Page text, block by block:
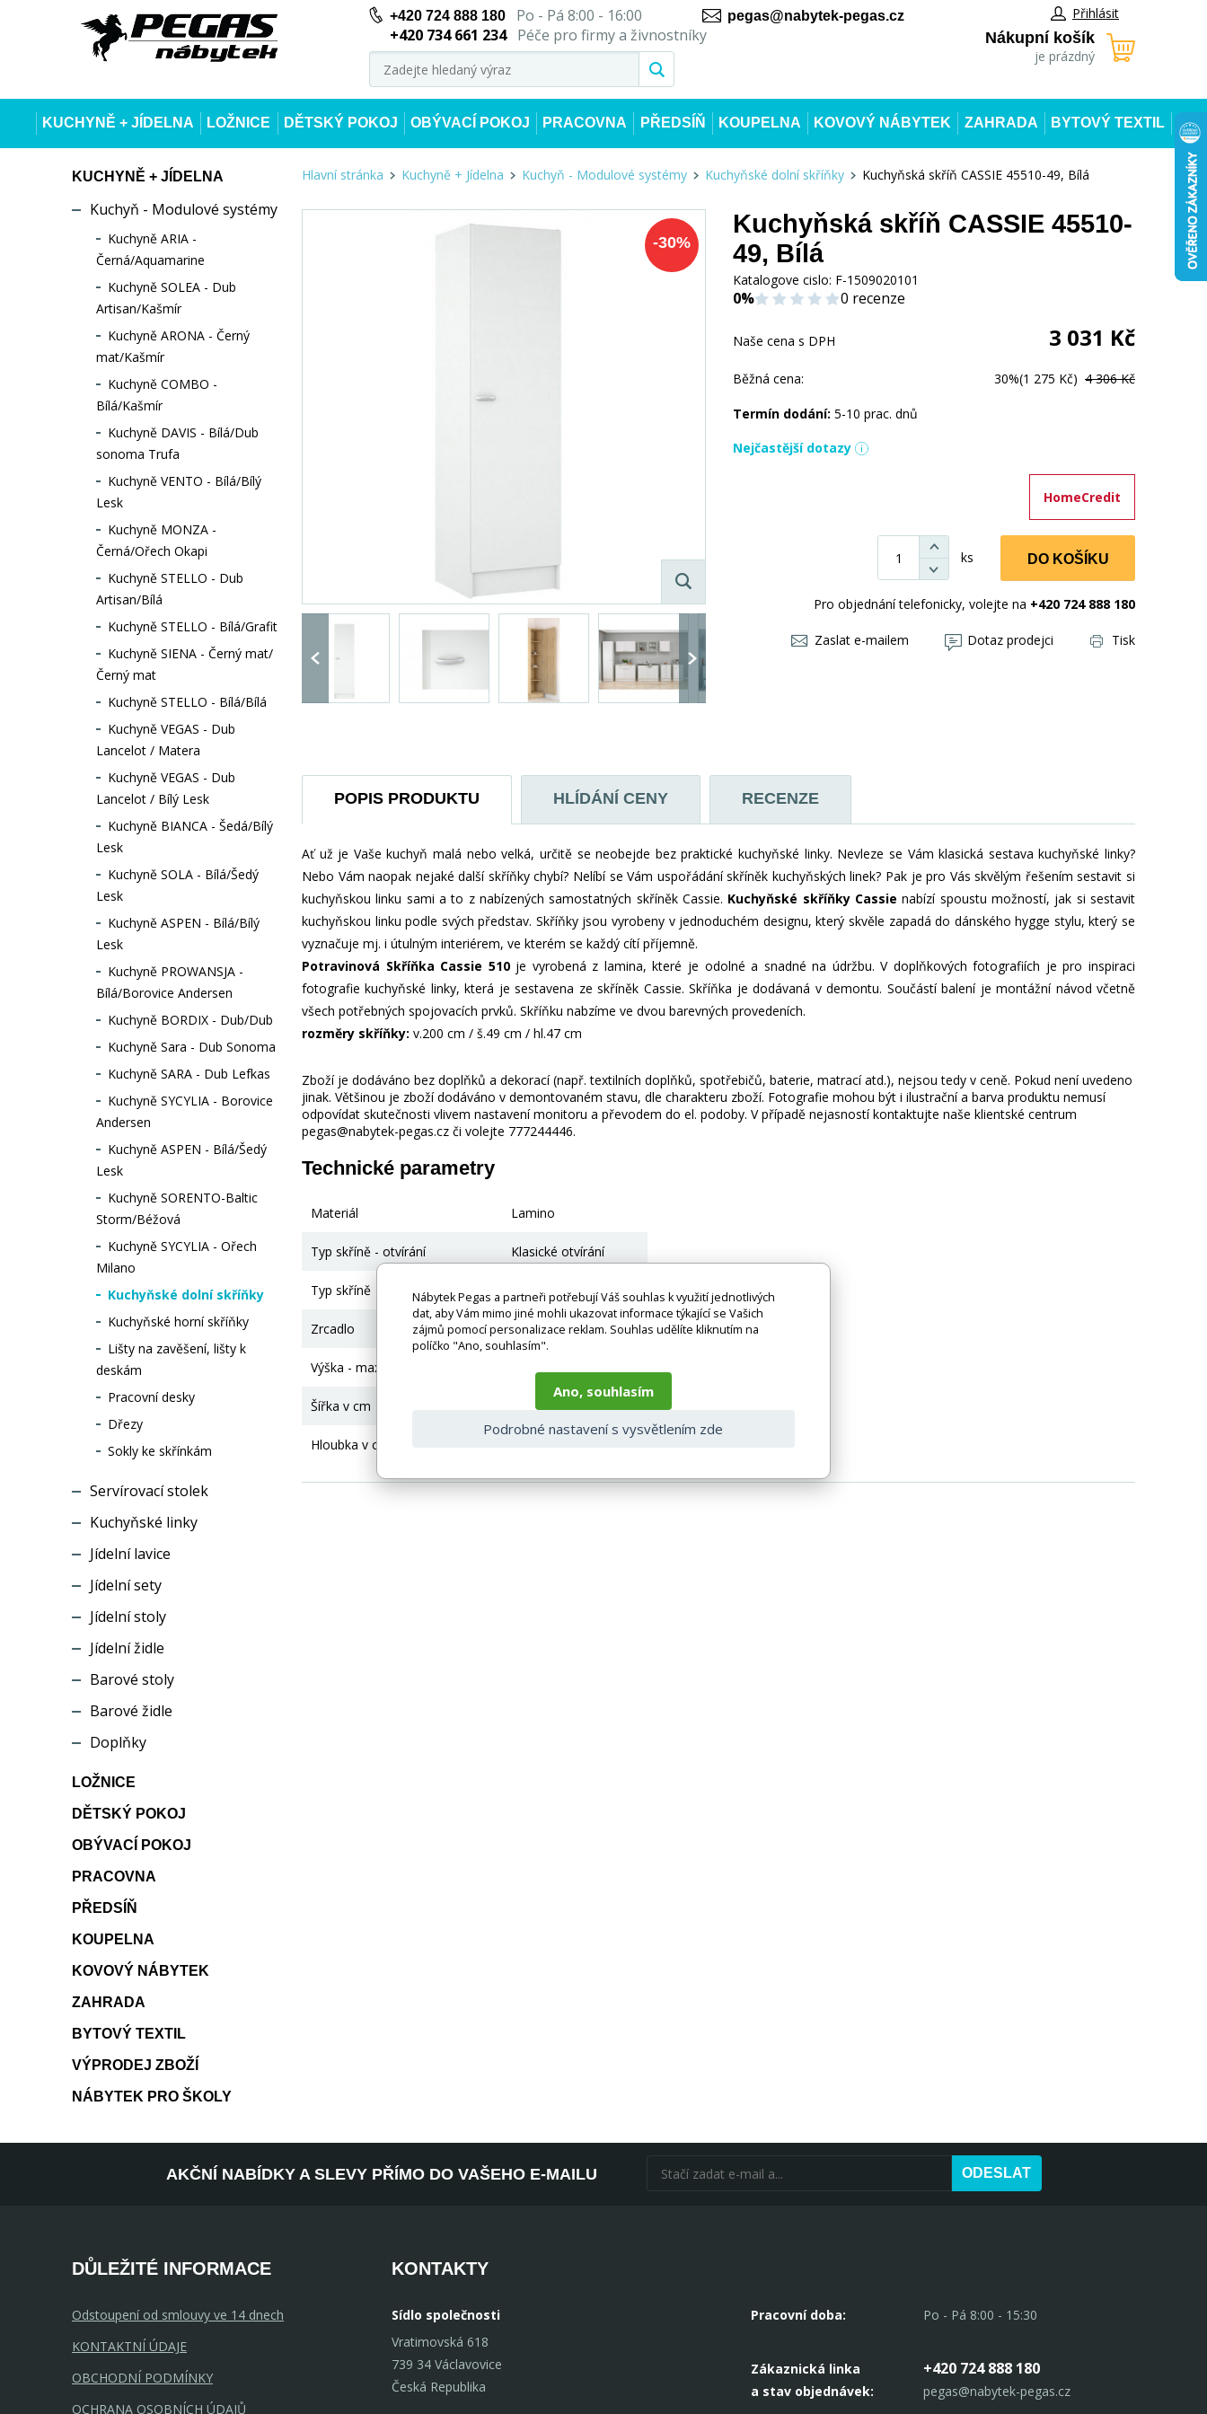
+420 724 888 180Po - Pá 8:00 - 16:00
+420 734 661 234
Péče pro firmy a živnostníky
pegas@nabytek-pegas.cz Přihlásit
Nákupní košík
je prázdný
KUCHYNĚ + JÍDELNA LOŽNICE DĚTSKÝ POKOJ OBÝVACÍ POKOJ PRACOVNA PŘEDSÍŇ KOUPELNA KOVOVÝ NÁBYTEK ZAHRADA BYTOVÝ TEXTIL
KUCHYNĚ + JÍDELNA
Kuchyň - Modulové systémy
Kuchyně ARIA -
Černá/Aquamarine
Kuchyně SOLEA - Dub
Artisan/Kašmír
Kuchyně ARONA - Černý
mat/Kašmír
Kuchyně COMBO -
Bílá/Kašmír
Kuchyně DAVIS - Bílá/Dub
sonoma Trufa
Kuchyně VENTO - Bílá/Bílý
Lesk
Kuchyně MONZA -
Černá/Ořech Okapi
Kuchyně STELLO - Dub
Artisan/Bílá
Kuchyně STELLO - Bílá/Grafit
Kuchyně SIENA - Černý mat/
Černý mat
Kuchyně STELLO - Bílá/Bílá
Kuchyně VEGAS - Dub
Lancelot / Matera
Kuchyně VEGAS - Dub
Lancelot / Bílý Lesk
Kuchyně BIANCA - Šedá/Bílý
Lesk
Kuchyně SOLA - Bílá/Šedý
Lesk
Kuchyně ASPEN - Bílá/Bílý
Lesk
Kuchyně PROWANSJA -
Bílá/Borovice Andersen
Kuchyně BORDIX - Dub/Dub
Kuchyně Sara - Dub Sonoma
Kuchyně SARA - Dub Lefkas
Kuchyně SYCYLIA - Borovice
Andersen
Kuchyně ASPEN - Bílá/Šedý
Lesk
Kuchyně SORENTO-Baltic
Storm/Béžová
Kuchyně SYCYLIA - Ořech
Milano
Kuchyňské dolní skříňky
Kuchyňské horní skříňky
Lišty na zavěšení, lišty k
deskám
Pracovní desky
Dřezy
Sokly ke skřínkám
Servírovací stolek
Kuchyňské linky
Jídelní lavice
Jídelní sety
Jídelní stoly
Jídelní židle
Barové stoly
Barové židle
Doplňky
LOŽNICE
DĚTSKÝ POKOJ
OBÝVACÍ POKOJ
PRACOVNA
PŘEDSÍŇ
KOUPELNA
KOVOVÝ NÁBYTEK
ZAHRADA
BYTOVÝ TEXTIL
VÝPRODEJ ZBOŽÍ
NÁBYTEK PRO ŠKOLY
Hlavní stránka Kuchyně + Jídelna Kuchyň - Modulové systémy Kuchyňské dolní skříňky Kuchyňská skříň CASSIE 45510-49, Bílá
-30%
Kuchyňská skříň CASSIE 45510-
49, Bílá
Katalogove cislo: F-1509020101
0% 0 recenze
Naše cena s DPH 3 031 Kč
Běžná cena: 30%(1 275 Kč) 4 306 Kč
Termín dodání: 5-10 prac. dnů
Nejčastější dotazy
HomeCredit
ks DO KOŠÍKU
Pro objednání telefonicky, volejte na +420 724 888 180
Zaslat e-mailem Dotaz prodejci Tisk
POPIS PRODUKTU HLÍDÁNÍ CENY RECENZE
Ať už je Vaše kuchyň malá nebo velká, určitě se neobejde bez praktické kuchyňské linky. Nevleze se Vám klasická sestava kuchyňské linky?
Nebo Vám naopak nejaké další skříňky chybí? Nelíbí se Vám uspořádání skříněk kuchyňských linek? Pak je pro Vás skvělým řešením sestavit si
kuchyňskou linku sami a to z nabízených samostatných skříněk Cassie. Kuchyňské skříňky Cassie nabízí spoustu možností, jak si sestavit
kuchyňskou linku podle svých představ. Skříňky jsou vyrobeny v jednoduchém designu, který skvěle zapadá do dánského hygge stylu, který se
vyznačuje mj. i útulným interiérem, ve kterém se každý cítí příjemně.
Potravinová Skříňka Cassie 510je vyrobená z lamina, které je odolné a snadné na údržbu. V doplňkových fotografiích je pro inspiraci
fotografie kuchyňské linky, která je sestavena ze skříněk Cassie. Skříňka je dodávaná v demontu. Součástí balení je montážní návod včetně
všech potřebných spojovacích prvků. Skříňku nabzíme ve dvou barevných provedeních.
rozměry skříňky: v.200 cm / š.49 cm / hl.47 cm
Zboží je dodáváno bez doplňků a dekorací (např. textilních doplňků, spotřebičů, baterie, matrací atd.), nejsou tedy v ceně. Pokud není uvedeno
jinak. Většinou je zboží dodáváno v demontovaném stavu, dle charakteru zboží. Fotografie mohou být i ilustrační a barva produktu nemusí
odpovídat skutečnosti vlivem nastavení monitoru a převodem do el. podoby. V případě nejasností kontaktujte naše klientské centrum
pegas@nabytek-pegas.cz či volejte 777244446.
Technické parametry
Materiál Lamino
Typ skříně - otvírání Klasické otvírání
Typ skříně 1-dveřová skříň
Zrcadlo Ne
Výška - maximální v cm
Šířka v cm 49,5
Hloubka v cm
AKČNÍ NABÍDKY A SLEVY PŘÍMO DO VAŠEHO E-MAILU ODESLAT
DŮLEŽITÉ INFORMACE
Odstoupení od smlouvy ve 14 dnech
KONTAKTNÍ ÚDAJE
OBCHODNÍ PODMÍNKY
OCHRANA OSOBNÍCH ÚDAJŮ
KONTAKTY
Sídlo společnosti
Vratimovská 618
739 34 Václavovice
Česká Republika
Pracovní doba: Po - Pá 8:00 - 15:30
Zákaznická linka
a stav objednávek:
+420 724 888 180
pegas@nabytek-pegas.cz
Nábytek Pegas a partneři potřebují Váš souhlas k využití jednotlivých
dat, aby Vám mimo jiné mohli ukazovat informace týkající se Vašich
zájmů pomocí personalizace reklam. Souhlas udělíte kliknutím na
políčko "Ano, souhlasím".
Ano, souhlasím
Podrobné nastavení s vysvětlením zde